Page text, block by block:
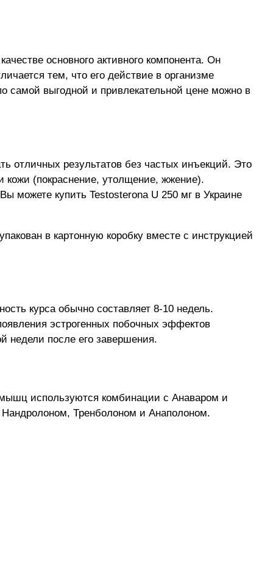
основного активного компонента. Он
тем, что его действие в организме
самой выгодной и привлекательной цене можно в
отличных результатов без частых инъекций. Это
кожи (покраснение, утолщение, жжение).
можете купить Testosterona U 250 мг в Украине
в картонную коробку вместе с инструкцией
курса обычно составляет 8-10 недель.
эстрогенных побочных эффектов
недели после его завершения.
используются комбинации с Анаваром и
Тренболоном и Анаполоном.